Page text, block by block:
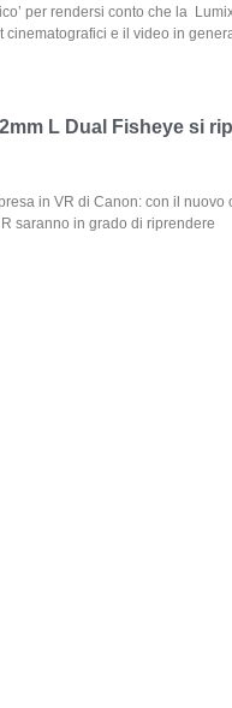
per rendersi conto che la
cinematografici e il video in
L Dual Fisheye si
in VR di Canon: con il nuovo
saranno in grado di riprendere